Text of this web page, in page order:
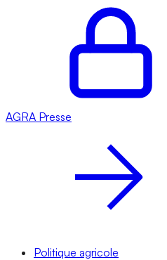
AGRA Presse
Politique agricole